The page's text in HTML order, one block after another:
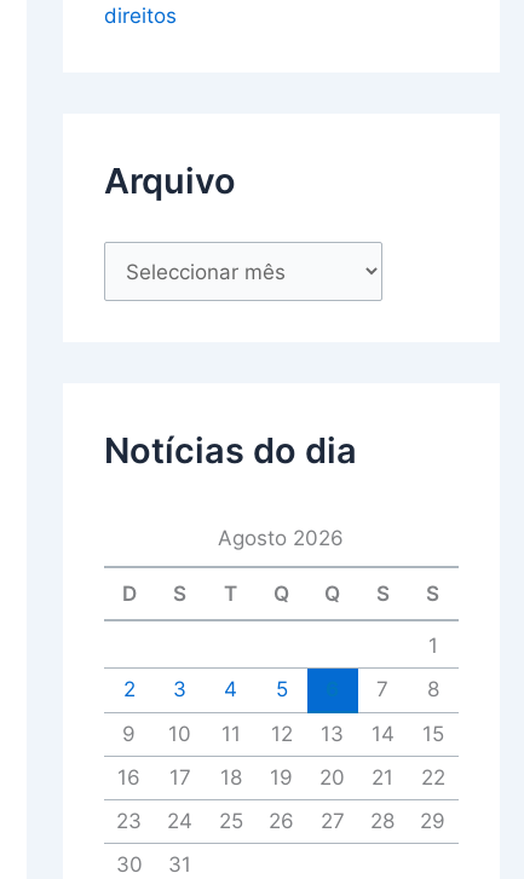
direitos
Arquivo
Notícias do dia
Agosto 2026
D S T Q Q S S
1
2
3 4 5 7
8
9
10 11 12 13 14
15
16
17 18 19 20 21
22
23
24 25 26 27 28
29
30
31